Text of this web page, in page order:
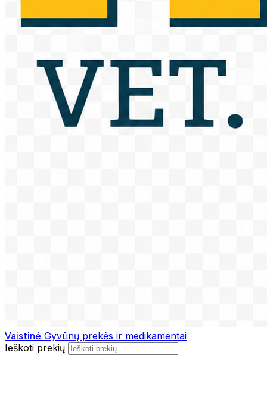
Vaistinė Gyvūnų prekės ir medikamentai
Ieškoti prekių